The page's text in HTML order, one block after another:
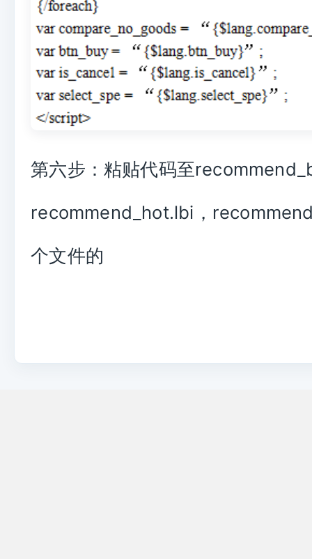
第六步：粘贴代码至
recommend_hot.lbi，
个文件的